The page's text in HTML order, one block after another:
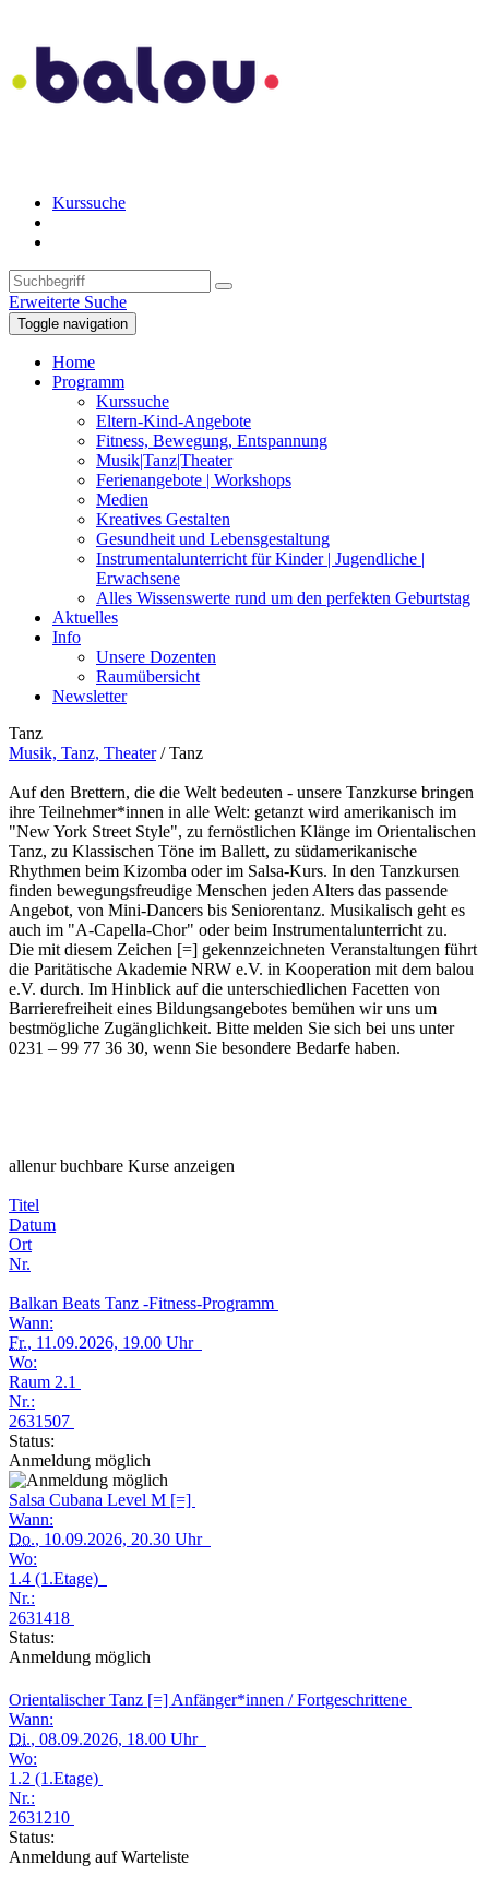
Kurssuche
Erweiterte Suche
Toggle navigation
Home
Programm
Kurssuche
Eltern-Kind-Angebote
Fitness, Bewegung, Entspannung
Musik|Tanz|Theater
Ferienangebote | Workshops
Medien
Kreatives Gestalten
Gesundheit und Lebensgestaltung
Instrumentalunterricht für Kinder | Jugendliche |
Erwachsene
Alles Wissenswerte rund um den perfekten Geburtstag
Aktuelles
Info
Unsere Dozenten
Raumübersicht
Newsletter
Tanz
Musik, Tanz, Theater /Tanz
Auf den Brettern, die die Welt bedeuten - unsere Tanzkurse bringen
ihre Teilnehmer*innen in alle Welt: getanzt wird amerikanisch im
"New York Street Style", zu fernöstlichen Klänge im Orientalischen
Tanz, zu Klassischen Töne im Ballett, zu südamerikanische
Rhythmen beim Kizomba oder im Salsa-Kurs. In den Tanzkursen
finden bewegungsfreudige Menschen jeden Alters das passende
Angebot, von Mini-Dancers bis Seniorentanz. Musikalisch geht es
auch im "A-Capella-Chor" oder beim Instrumentalunterricht zu.
Die mit diesem Zeichen [=] gekennzeichneten Veranstaltungen führt
die Paritätische Akademie NRW e.V. in Kooperation mit dem balou
e.V. durch. Im Hinblick auf die unterschiedlichen Facetten von
Barrierefreiheit eines Bildungsangebotes bemühen wir uns um
bestmögliche Zugänglichkeit. Bitte melden Sie sich bei uns unter
0231 – 99 77 36 30, wenn Sie besondere Bedarfe haben.
allenur buchbare Kurse anzeigen
Titel
Datum
Ort
Nr.
Balkan Beats Tanz -Fitness-Programm
Wann:
Fr., 11.09.2026, 19.00 Uhr
Wo:
Raum 2.1
Nr.:
2631507
Status:
Anmeldung möglich
Salsa Cubana Level M [=]
Wann:
Do., 10.09.2026, 20.30 Uhr
Wo:
1.4 (1.Etage)
Nr.:
2631418
Status:
Anmeldung möglich
Orientalischer Tanz [=] Anfänger*innen / Fortgeschrittene
Wann:
Di., 08.09.2026, 18.00 Uhr
Wo:
1.2 (1.Etage)
Nr.:
2631210
Status:
Anmeldung auf Warteliste